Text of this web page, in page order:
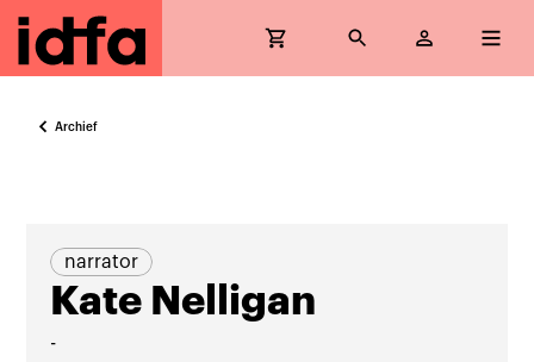
Archief
narrator
Kate Nelligan
-